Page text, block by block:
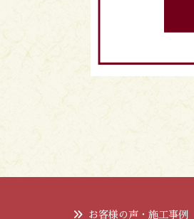
お客様の声・施工事例